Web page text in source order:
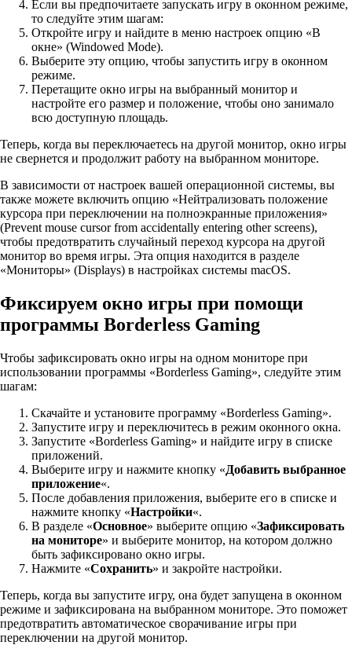
Если вы предпочитаете запускать игру в оконном режиме,
то следуйте этим шагам:
Откройте игру и найдите в меню настроек опцию «В
окне» (Windowed Mode).
Выберите эту опцию, чтобы запустить игру в оконном
режиме.
Перетащите окно игры на выбранный монитор и
настройте его размер и положение, чтобы оно занимало
всю доступную площадь.
Теперь, когда вы переключаетесь на другой монитор, окно игры
не свернется и продолжит работу на выбранном мониторе.
В зависимости от настроек вашей операционной системы, вы
также можете включить опцию «Нейтрализовать положение
курсора при переключении на полноэкранные приложения»
(Prevent mouse cursor from accidentally entering other screens),
чтобы предотвратить случайный переход курсора на другой
монитор во время игры. Эта опция находится в разделе
«Мониторы» (Displays) в настройках системы macOS.
Фиксируем окно игры при помощи
программы Borderless Gaming
Чтобы зафиксировать окно игры на одном мониторе при
использовании программы «Borderless Gaming», следуйте этим
шагам:
Скачайте и установите программу «Borderless Gaming».
Запустите игру и переключитесь в режим оконного окна.
Запустите «Borderless Gaming» и найдите игру в списке
приложений.
Выберите игру и нажмите кнопку «Добавить выбранное
приложение«.
После добавления приложения, выберите его в списке и
нажмите кнопку «Настройки«.
В разделе «Основное» выберите опцию «Зафиксировать
на мониторе» и выберите монитор, на котором должно
быть зафиксировано окно игры.
Нажмите «Сохранить» и закройте настройки.
Теперь, когда вы запустите игру, она будет запущена в оконном
режиме и зафиксирована на выбранном мониторе. Это поможет
предотвратить автоматическое сворачивание игры при
переключении на другой монитор.